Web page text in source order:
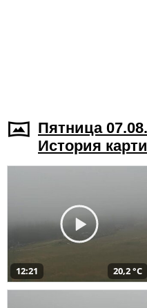
Пятница
История
12:21 20,2 °C